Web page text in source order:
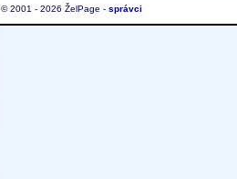
© 2001 - 2026 ŽelPage - správci